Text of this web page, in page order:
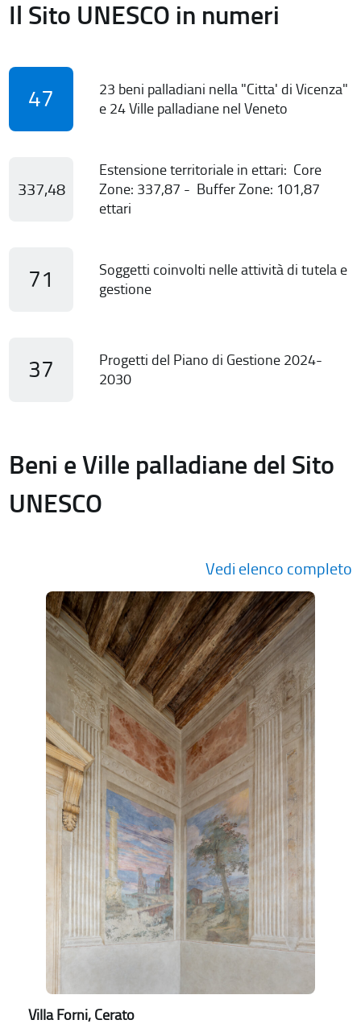
Il Sito UNESCO in numeri
47
23 beni palladiani nella "Citta' di Vicenza"
e 24 Ville palladiane nel Veneto
337,48
Estensione territoriale in ettari: Core
Zone: 337,87 - Buffer Zone: 101,87
ettari
71
Soggetti coinvolti nelle attività di tutela e
gestione
37
Progetti del Piano di Gestione 2024-
2030
Beni e Ville palladiane del Sito
UNESCO
Vedi elenco completo
Villa Forni, Cerato